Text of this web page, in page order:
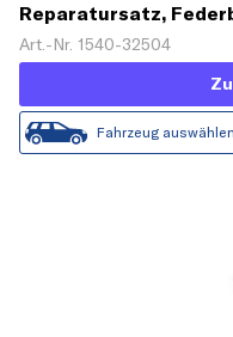
Reparatursatz,
Art.-Nr. 1540-32504
Fahrzeug auswählen